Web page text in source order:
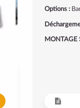
Options :
MONTAGE